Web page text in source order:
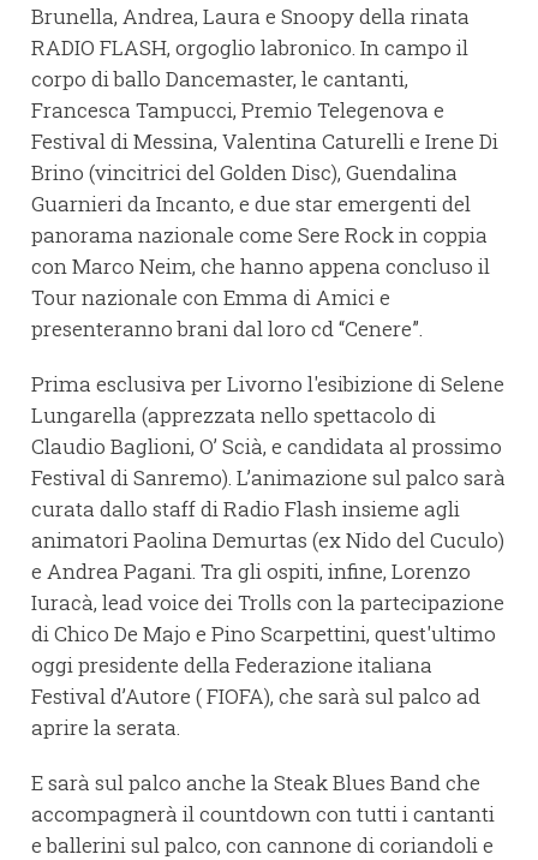
Brunella, Andrea, Laura e Snoopy della rinata
RADIO FLASH, orgoglio labronico. In campo il
corpo di ballo Dancemaster, le cantanti,
Francesca Tampucci, Premio Telegenova e
Festival di Messina, Valentina Caturelli e Irene Di
Brino (vincitrici del Golden Disc), Guendalina
Guarnieri da Incanto, e due star emergenti del
panorama nazionale come Sere Rock in coppia
con Marco Neim, che hanno appena concluso il
Tour nazionale con Emma di Amici e
presenteranno brani dal loro cd “Cenere”.
Prima esclusiva per Livorno l'esibizione di Selene
Lungarella (apprezzata nello spettacolo di
Claudio Baglioni, O’ Scià, e candidata al prossimo
Festival di Sanremo). L’animazione sul palco sarà
curata dallo staff di Radio Flash insieme agli
animatori Paolina Demurtas (ex Nido del Cuculo)
e Andrea Pagani. Tra gli ospiti, infine, Lorenzo
Iuracà, lead voice dei Trolls con la partecipazione
di Chico De Majo e Pino Scarpettini, quest'ultimo
oggi presidente della Federazione italiana
Festival d’Autore ( FIOFA), che sarà sul palco ad
aprire la serata.
E sarà sul palco anche la Steak Blues Band che
accompagnerà il countdown con tutti i cantanti
e ballerini sul palco, con cannone di coriandoli e